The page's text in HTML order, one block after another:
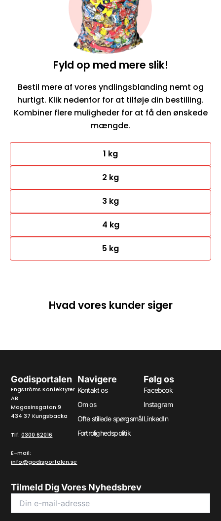
Fyld op med mere slik!
Bestil mere af vores yndlingsblanding nemt og
hurtigt. Klik nedenfor for at tilføje din bestilling.
Kombiner flere muligheder for at få den ønskede
mængde.
1 kg
2 kg
3 kg
4 kg
5 kg
Hvad vores kunder siger
Godisportalen
Engströms Konfektyrer
AB
Magasinsgatan 9
434 37 Kungsbacka
Tlf:0300 62016
E-mail:
info@godisportalen.se
Navigere
Kontakt os
Om os
Ofte stillede spørgsmål
Fortrolighedspolitik
Følg os
Facebook
Instagram
LinkedIn
Tilmeld Dig Vores Nyhedsbrev